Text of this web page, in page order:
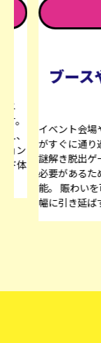
を高めた
において、お客様
題を解決します。
って挑戦し続ける
コントロール可
での接点時間を大